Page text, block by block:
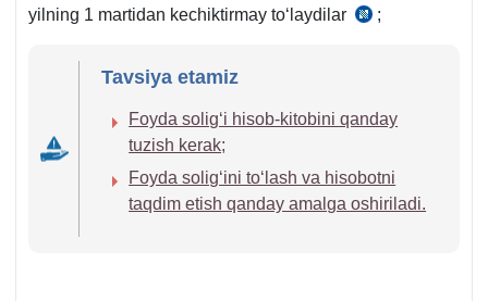
yilning 1 martidan kechiktirmay toʻlaydilar
SK
;
Tavsiya etamiz
Foyda soligʻi hisob-kitobini qanday
tuzish kerak;
Foyda soligʻini toʻlash va hisobotni
taqdim etish qanday amalga oshiriladi.